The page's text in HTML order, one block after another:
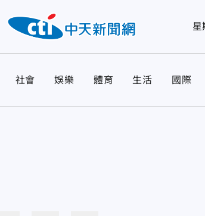
星
社會 娛樂 體育 生活 國際